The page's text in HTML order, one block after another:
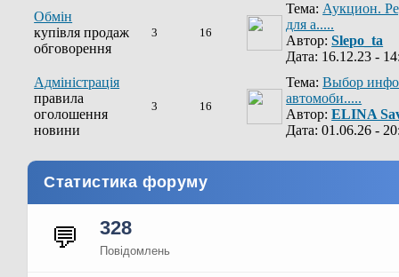
Обмін
купівля продаж
обговорення
3 16
Тема: Аукцион.
для а.....
Автор:Slepo_ta
Дата: 16.12.23 -
Адміністрація
правила
оголошення
новини
3 16
Тема:Выбор
автомоби.....
Автор:ELINA
Дата: 01.06.26 -
Статистика форуму
💬 328
Повідомлень